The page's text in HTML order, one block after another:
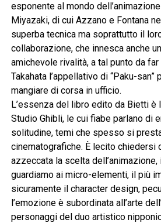
esponente al mondo
Miyazaki, di cui Azzano e Fontana
superba tecnica ma soprattutto il
collaborazione, che innesca anche
amichevole rivalità, a tal punto da far
Takahata l’appellativo di “Paku-san”
mangiare di corsa in ufficio.
L’essenza del libro edito da Bietti è
Studio Ghibli, le cui fiabe parlano di
solitudine, temi che spesso si
cinematografiche. È lecito chiedersi
azzeccata la scelta
guardiamo ai micro-elementi, il più
sicuramente il character design,
l’emozione è subordinata all’arte
personaggi del duo artistico